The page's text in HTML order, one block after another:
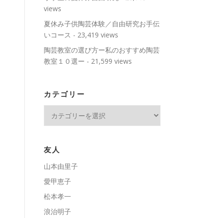
views
夏休み子供陶芸体験／自由研究お手伝
いコース - 23,419 views
陶芸教室の選び方ー私のおすすめ陶芸
教室１０選ー - 21,599 views
カテゴリー
リ
ー
友人
山本由里子
愛甲恵子
松本孝一
浪治明子